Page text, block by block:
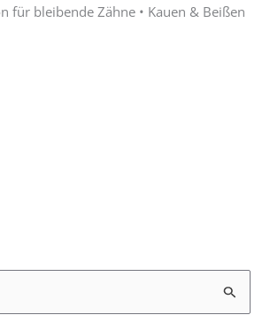
für bleibende Zähne • Kauen & Beißen